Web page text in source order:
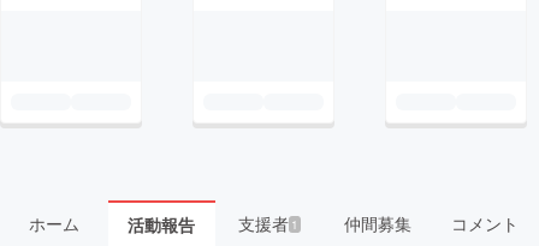
ホーム 活動報告 支援者 1 仲間募集 コメント